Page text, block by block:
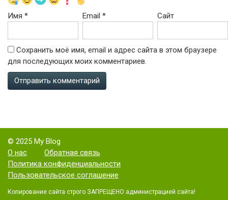
Имя * Email* Сайт
Сохранить моё имя, email и адрес сайта в этом браузере
для последующих моих комментариев.
© 2025 My Blog
О нас
Обратная связь
Политика конфиденциальности
Пользовательское соглашение
Копирование сайта строго ЗАПРЕЩЕНО администрацией сайта!